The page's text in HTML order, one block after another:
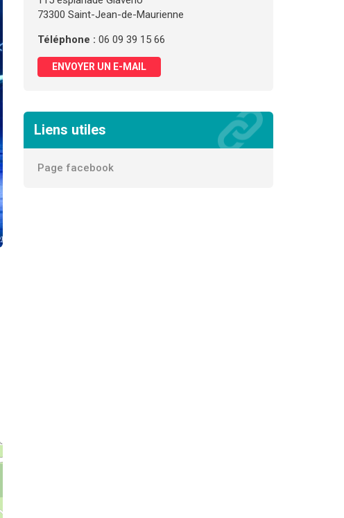
73300 Saint-Jean-de-Maurienne
Téléphone : 06 09 39 15 66
ENVOYER UN E-MAIL
Liens utiles
Page facebook